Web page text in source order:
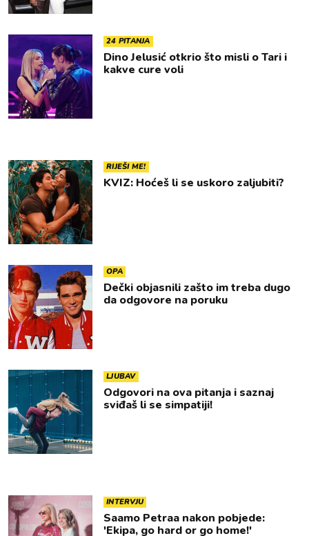
24 PITANJA
Dino Jelusić otkrio što misli o Tari i
kakve cure voli
RIJEŠI ME!
KVIZ: Hoćeš li se uskoro zaljubiti?
OPA
Dečki objasnili zašto im treba dugo
da odgovore na poruku
LJUBAV
Odgovori na ova pitanja i saznaj
sviđaš li se simpatiji!
INTERVJU
Saamo Petraa nakon pobjede:
'Ekipa, go hard or go home!'